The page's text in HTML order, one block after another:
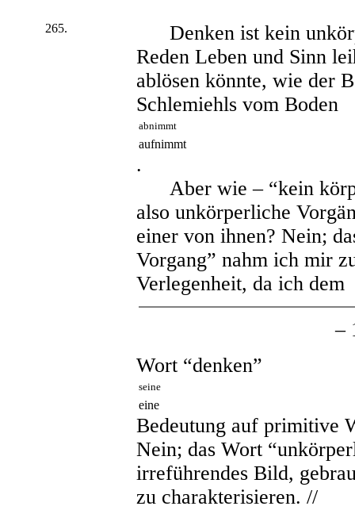
265.
Denken ist kein
Reden Leben und Sinn
ablösen könnte, wie der
Schlemiehls vom Boden
abnimmt
aufnimmt
.
Aber wie – “kein
also unkörperliche
einer von ihnen? Nein;
Vorgang” nahm ich mir
Verlegenheit, da ich dem
–
Wort “denken”
seine
eine
Bedeutung auf primitive
Nein; das Wort
irreführendes Bild,
zu charakterisieren. //